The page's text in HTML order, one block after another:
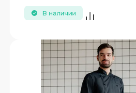
В наличии